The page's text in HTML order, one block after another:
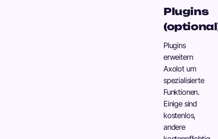
Plugins
Plugins
erweitern
Axolot um
spezialisierte
Funktionen.
Einige sind
kostenlos,
andere